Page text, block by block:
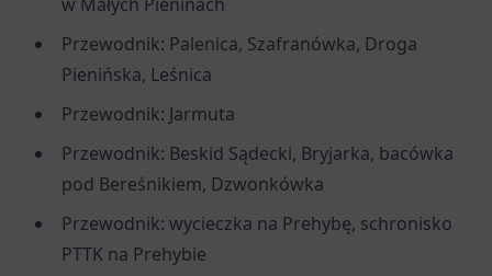
Przewodnik: Palenica, Szafranówka, Droga
Pienińska, Leśnica
Przewodnik: Jarmuta
Przewodnik: Beskid Sądecki, Bryjarka, bacówka
pod Bereśnikiem, Dzwonkówka
Przewodnik: wycieczka na Prehybę, schronisko
PTTK na Prehybie